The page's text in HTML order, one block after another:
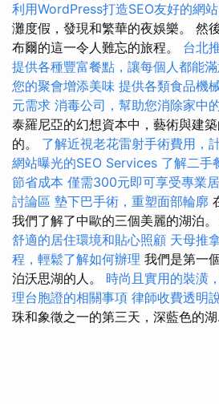
利用WordPress打造SEO友好的網站
灘度假，發現和繁華的夜娛樂。 然
布爾的這一令人難忘的旅程。 台北
提供各種豐富餐點，讓每個人都能
您的聚會增添美味 提供各類食品機
元需求 消毒公司，幫助您消除家中
泰羅尼亞的幻想資本中，藝術與建
的。 了解近視老花雷射手術費用，
網站曝光的SEO Services 了解二手
節省成本 僅需300元即可享受專業
討論區 墊下巴手術，重塑面部輪廓
我們了解了中歐的三個美麗的湖泊。
舒適的居住環境和貼心照顧 天母推
程，輕鬆了解如何辦理 我們是第一
泊沃思湖的人。 時尚且實用的裝潢
理台胞證的相關事項 律師收費透明
珠和象徵之一的第三天，深藍色的湖